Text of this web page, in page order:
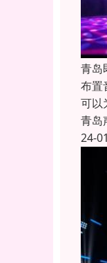
青岛
布置
可以
青岛
24-